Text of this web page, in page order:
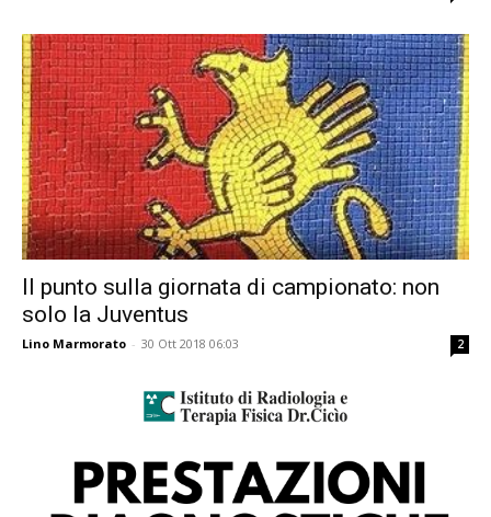
Il punto sulla giornata di campionato: non
solo la Juventus
Lino Marmorato - 30 Ott 2018 06:03 2